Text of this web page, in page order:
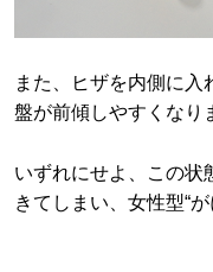
また、ヒザを内側に入
盤が前傾しやすくなり
いずれにせよ、この状
きてしまい、女性型“